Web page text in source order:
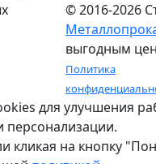
© 2016-2026
выгодным
Политика
для улучшения
персонализации.
кликая на кнопку